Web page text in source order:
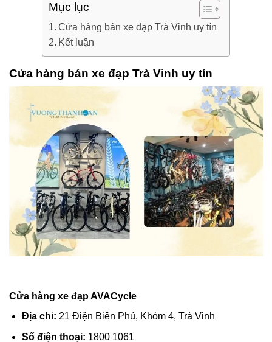
Mục lục
Cửa hàng bán xe đạp Trà Vinh uy tín
Kết luận
Cửa hàng bán xe đạp Trà Vinh uy tín
Cửa hàng xe đạp AVACycle
Địa chỉ: 21 Điện Biên Phủ, Khóm 4, Trà Vinh
Số điện thoại: 1800 1061